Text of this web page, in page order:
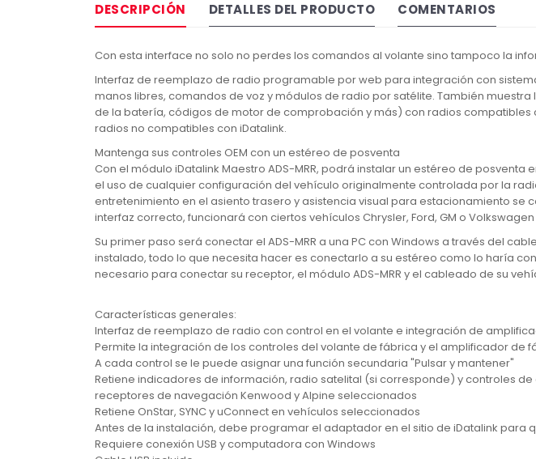
DESCRIPCIÓN DETALLES DEL PRODUCTO COMENTARIOS
Con esta interface no solo no perdes los comandos al volante sino tampoco la
Interfaz de reemplazo de radio programable por web para integración con
manos libres, comandos de voz y módulos de radio por satélite. También
de la batería, códigos de motor de comprobación y más) con radios
radios no compatibles con iDatalink.
Mantenga sus controles OEM con un estéreo de posventa
Con el módulo iDatalink Maestro ADS-MRR, podrá instalar un estéreo de
el uso de cualquier configuración del vehículo originalmente controlada por la
entretenimiento en el asiento trasero y asistencia visual para estacionamiento se
interfaz correcto, funcionará con ciertos vehículos Chrysler, Ford, GM o
Su primer paso será conectar el ADS-MRR a una PC con Windows a través del
instalado, todo lo que necesita hacer es conectarlo a su estéreo como lo haría
necesario para conectar su receptor, el módulo ADS-MRR y el cableado de su
Características generales:
Interfaz de reemplazo de radio con control en el volante e integración de
Permite la integración de los controles del volante de fábrica y el amplificador de
A cada control se le puede asignar una función secundaria "Pulsar y mantener"
Retiene indicadores de información, radio satelital (si corresponde) y controles
receptores de navegación Kenwood y Alpine seleccionados
Retiene OnStar, SYNC y uConnect en vehículos seleccionados
Antes de la instalación, debe programar el adaptador en el sitio de iDatalink para
Requiere conexión USB y computadora con Windows